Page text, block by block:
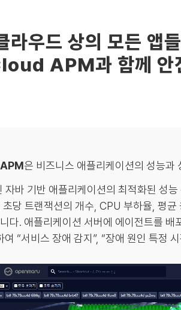
라우드 상의 모든 앱
APM과 함께 안
은 비즈니스 애플리케이션의 성능과
자바 기반 애플리케이션의 최적화된 성
당 트랜잭션의 개수, CPU 부하율, 평
다. 애플리케이션 서버에 에이전트를
“서비스 장애 감지”, “장애 원인 특정